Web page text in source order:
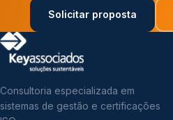
Solicitar proposta
Consultoria especializada em
sistemas de gestão e certificações